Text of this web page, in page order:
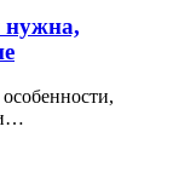
нужна,